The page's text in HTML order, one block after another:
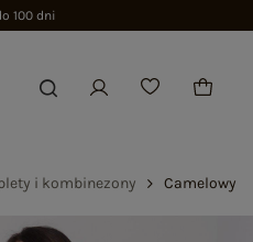
i kombinezony Camelowy